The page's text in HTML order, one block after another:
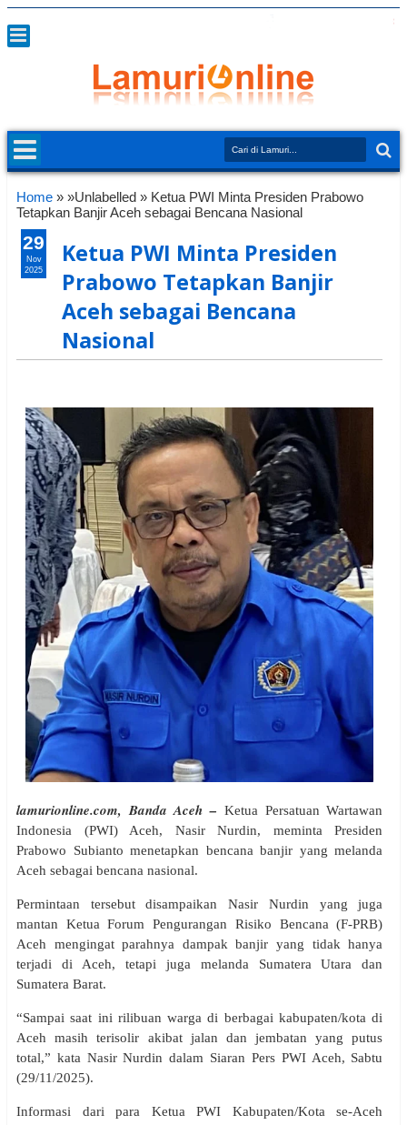
Home » »Unlabelled » Ketua PWI Minta Presiden Prabowo
Tetapkan Banjir Aceh sebagai Bencana Nasional
Ketua PWI Minta Presiden
Prabowo Tetapkan Banjir
Aceh sebagai Bencana
Nasional
lamurionline.com, Banda Aceh – Ketua Persatuan Wartawan
Indonesia (PWI) Aceh, Nasir Nurdin, meminta Presiden
Prabowo Subianto menetapkan bencana banjir yang melanda
Aceh sebagai bencana nasional.
Permintaan tersebut disampaikan Nasir Nurdin yang juga
mantan Ketua Forum Pengurangan Risiko Bencana (F-PRB)
Aceh mengingat parahnya dampak banjir yang tidak hanya
terjadi di Aceh, tetapi juga melanda Sumatera Utara dan
Sumatera Barat.
“Sampai saat ini rilibuan warga di berbagai kabupaten/kota di
Aceh masih terisolir akibat jalan dan jembatan yang putus
total,” kata Nasir Nurdin dalam Siaran Pers PWI Aceh, Sabtu
(29/11/2025).
Informasi dari para Ketua PWI Kabupaten/Kota se-Aceh
29
Nov
2025